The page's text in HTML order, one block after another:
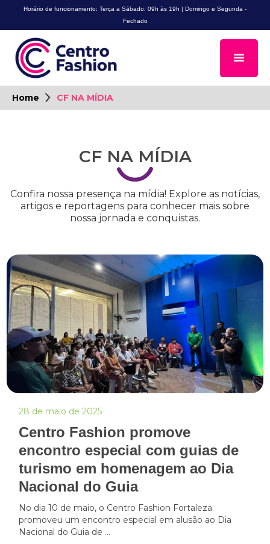
Horário de funcionamento: Terça a Sábado: 09h às 19h | Domingo e Segunda -
Fechado
Home CF NA MÍDIA
CF NA MÍDIA
Confira nossa presença na mídia! Explore as notícias,
artigos e reportagens para conhecer mais sobre
nossa jornada e conquistas.
28 de maio de 2025
Centro Fashion promove
encontro especial com guias de
turismo em homenagem ao Dia
Nacional do Guia
No dia 10 de maio, o Centro Fashion Fortaleza
promoveu um encontro especial em alusão ao Dia
Nacional do Guia de ...